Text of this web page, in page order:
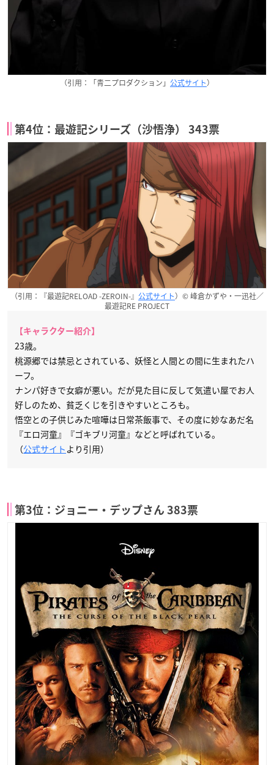
（引用：「青二プロダクション」 公式サイト）
第4位：最遊記シリーズ（沙悟浄） 343票
（引用：『最遊記RELOAD -ZEROIN-』 公式サイト）© 峰倉かずや・一迅社／
最遊記RE PROJECT
【キャラクター紹介】
23歳。
桃源郷では禁忌とされている、妖怪と人間との間に生まれたハ
ーフ。
ナンパ好きで女癖が悪い。だが見た目に反して気遣い屋でお人
好しのため、貧乏くじを引きやすいところも。
悟空との子供じみた喧嘩は日常茶飯事で、その度に妙なあだ名
『エロ河童』『ゴキブリ河童』などと呼ばれている。
（公式サイト より引用）
第3位：ジョニー・デップさん 383票